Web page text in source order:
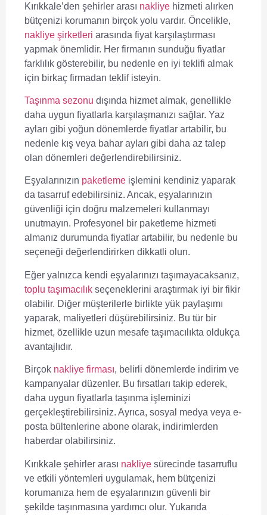
Kırıkkale’den şehirler arası nakliye hizmeti alırken
bütçenizi korumanın birçok yolu vardır. Öncelikle,
nakliye şirketleri arasında fiyat karşılaştırması
yapmak önemlidir. Her firmanın sunduğu fiyatlar
farklılık gösterebilir, bu nedenle en iyi teklifi almak
için birkaç firmadan teklif isteyin.
Taşınma sezonu dışında hizmet almak, genellikle
daha uygun fiyatlarla karşılaşmanızı sağlar. Yaz
ayları gibi yoğun dönemlerde fiyatlar artabilir, bu
nedenle kış veya bahar ayları gibi daha az talep
olan dönemleri değerlendirebilirsiniz.
Eşyalarınızın paketleme işlemini kendiniz yaparak
da tasarruf edebilirsiniz. Ancak, eşyalarınızın
güvenliği için doğru malzemeleri kullanmayı
unutmayın. Profesyonel bir paketleme hizmeti
almanız durumunda fiyatlar artabilir, bu nedenle bu
seçeneği değerlendirirken dikkatli olun.
Eğer yalnızca kendi eşyalarınızı taşımayacaksanız,
toplu taşımacılık seçeneklerini araştırmak iyi bir fikir
olabilir. Diğer müşterilerle birlikte yük paylaşımı
yaparak, maliyetleri düşürebilirsiniz. Bu tür bir
hizmet, özellikle uzun mesafe taşımacılıkta oldukça
avantajlıdır.
Birçok nakliye firması, belirli dönemlerde indirim ve
kampanyalar düzenler. Bu fırsatları takip ederek,
daha uygun fiyatlarla taşınma işleminizi
gerçekleştirebilirsiniz. Ayrıca, sosyal medya veya e-
posta bültenlerine abone olarak, indirimlerden
haberdar olabilirsiniz.
Kırıkkale şehirler arası nakliye sürecinde tasarruflu
ve etkili yöntemleri uygulamak, hem bütçenizi
korumanıza hem de eşyalarınızın güvenli bir
şekilde taşınmasına yardımcı olur. Yukarıda